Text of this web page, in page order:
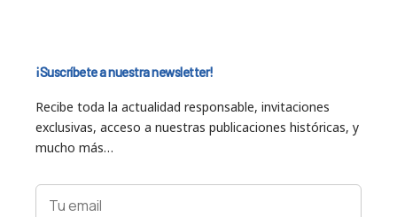
¡Suscríbete a nuestra newsletter!
Recibe toda la actualidad responsable, invitaciones
exclusivas, acceso a nuestras publicaciones históricas, y
mucho más…